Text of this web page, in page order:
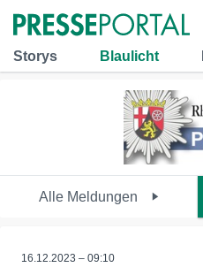
Storys Blaulicht
Alle Meldungen
16.12.2023 – 09:10